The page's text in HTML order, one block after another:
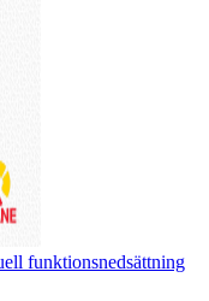
funktionsnedsättning